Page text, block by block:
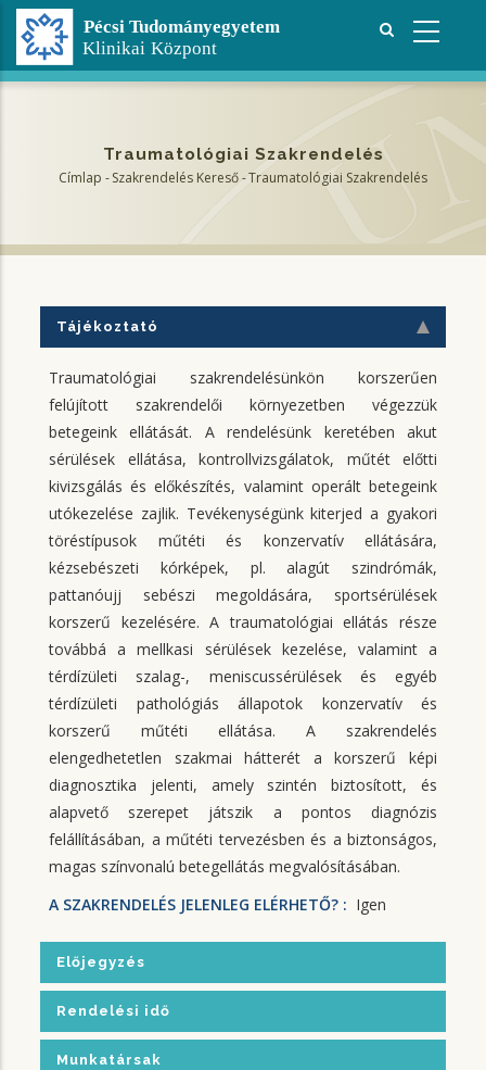
Ugrás
tartalomra
Traumatológiai Szakrendelés
Címlap -Szakrendelés Kereső-Traumatológiai Szakrendelés
Tájékoztató
Traumatológiai szakrendelésünkön korszerűen
felújított szakrendelői környezetben végezzük
betegeink ellátását. A rendelésünk keretében akut
sérülések ellátása, kontrollvizsgálatok, műtét előtti
kivizsgálás és előkészítés, valamint operált betegeink
utókezelése zajlik. Tevékenységünk kiterjed a gyakori
töréstípusok műtéti és konzervatív ellátására,
kézsebészeti kórképek, pl. alagút szindrómák,
pattanóujj sebészi megoldására, sportsérülések
korszerű kezelésére. A traumatológiai ellátás része
továbbá a mellkasi sérülések kezelése, valamint a
térdízületi szalag-, meniscussérülések és egyéb
térdízületi pathológiás állapotok konzervatív és
korszerű műtéti ellátása. A szakrendelés
elengedhetetlen szakmai hátterét a korszerű képi
diagnosztika jelenti, amely szintén biztosított, és
alapvető szerepet játszik a pontos diagnózis
felállításában, a műtéti tervezésben és a biztonságos,
magas színvonalú betegellátás megvalósításában.
A SZAKRENDELÉS JELENLEG ELÉRHETŐ? : Igen
Előjegyzés
Rendelési idő
Munkatársak